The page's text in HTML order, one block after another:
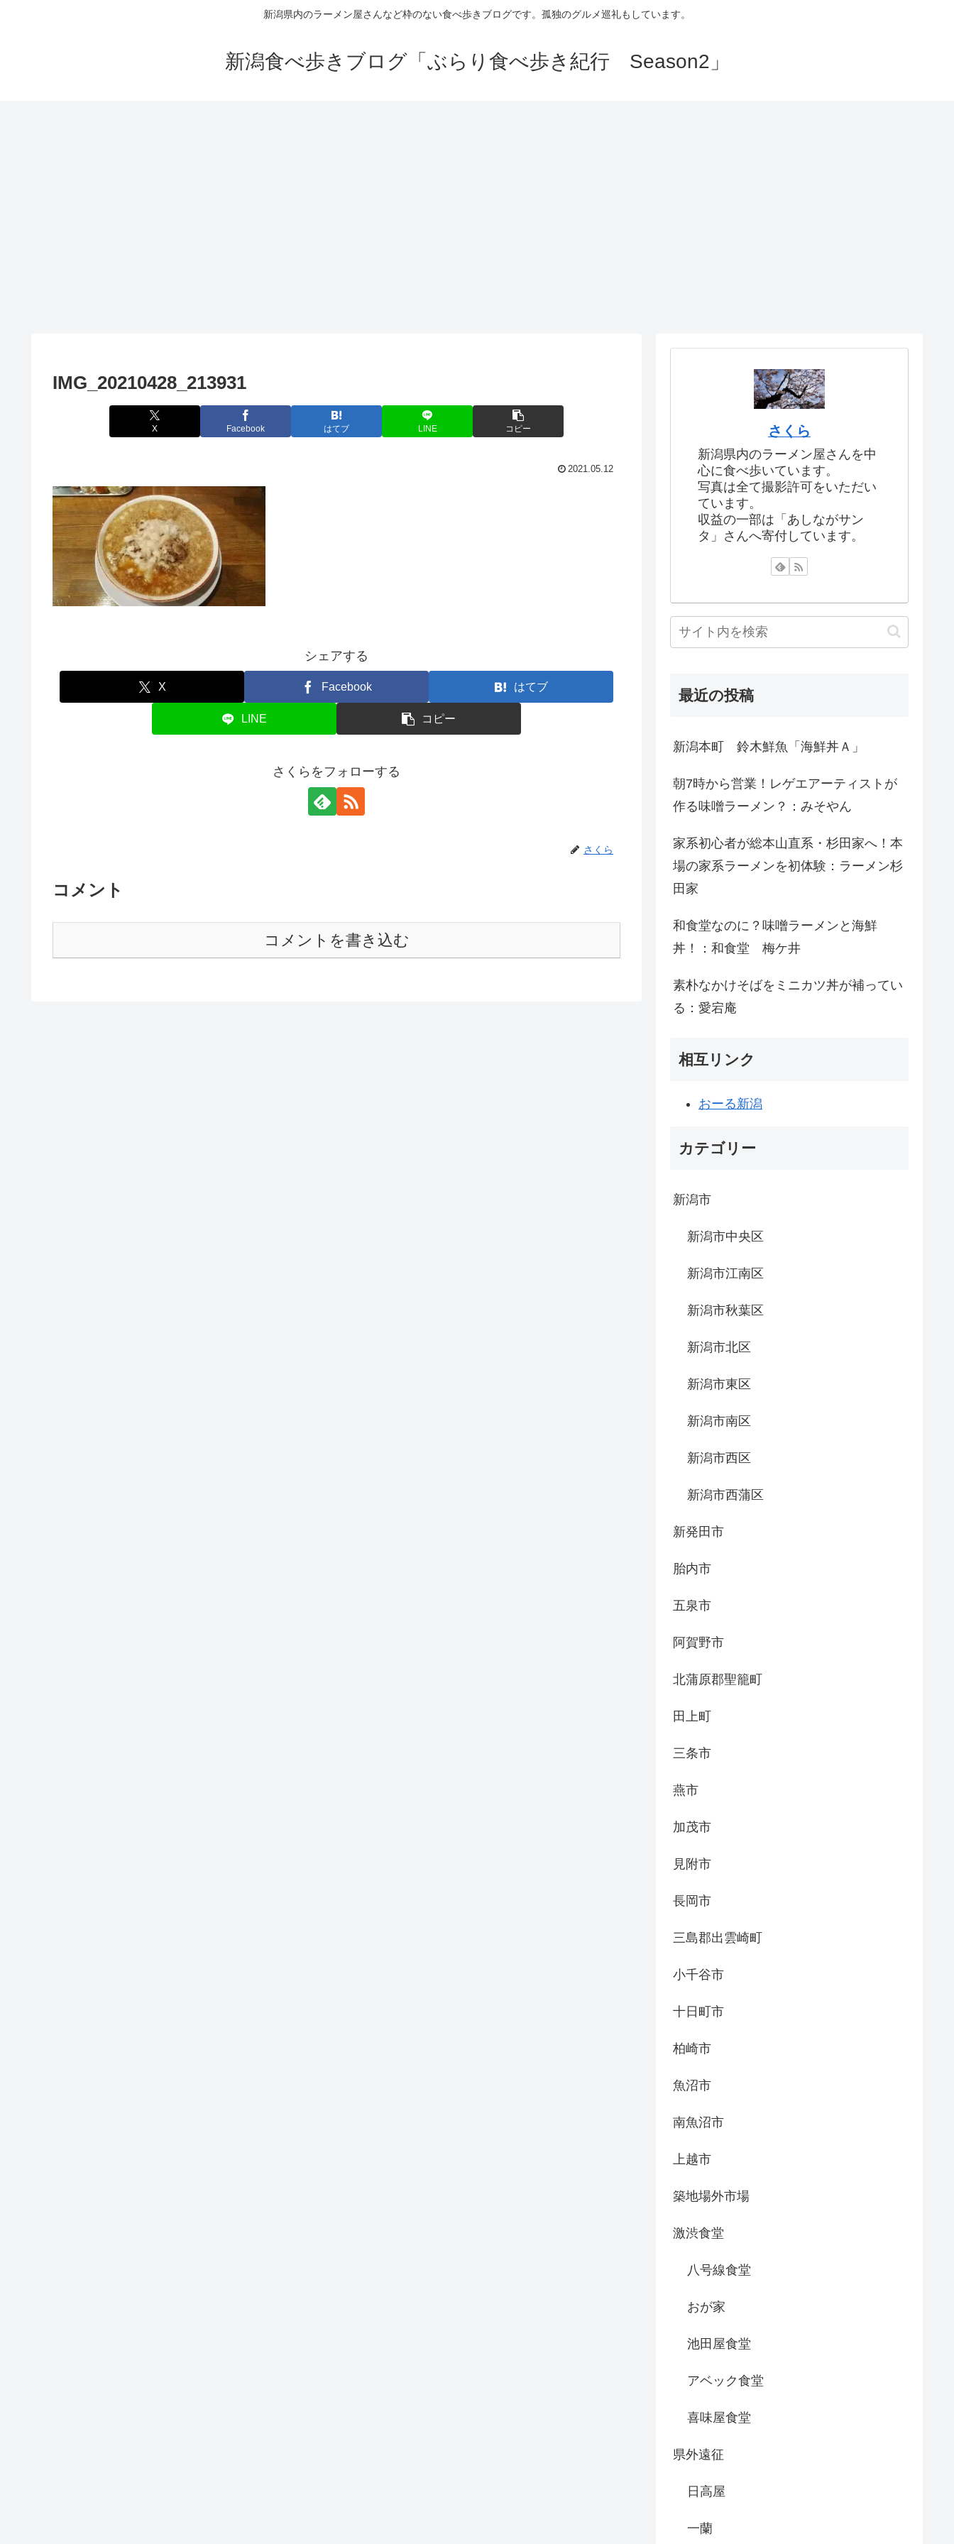
新潟県内のラーメン屋さんなど枠のない食べ歩きブログです。孤独のグルメ巡礼もしています。
新潟食べ歩きブログ「ぶらり食べ歩き紀行 Season2」
IMG_20210428_213931
X Facebook はてブ LINE コピー
2021.05.12
シェアする
X Facebook はてブ
LINE コピー
さくらをフォローする
さくら
コメント
コメントを書き込む
さくら
新潟県内のラーメン屋さんを中
心に食べ歩いています。
写真は全て撮影許可をいただい
ています。
収益の一部は「あしながサン
タ」さんへ寄付しています。
最近の投稿
新潟本町 鈴木鮮魚「海鮮丼Ａ」
朝7時から営業！レゲエアーティストが
作る味噌ラーメン？：みそやん
家系初心者が総本山直系・杉田家へ！本
場の家系ラーメンを初体験：ラーメン杉
田家
和食堂なのに？味噌ラーメンと海鮮
丼！：和食堂 梅ケ井
素朴なかけそばをミニカツ丼が補ってい
る：愛宕庵
相互リンク
おーる新潟
カテゴリー
新潟市
新潟市中央区
新潟市江南区
新潟市秋葉区
新潟市北区
新潟市東区
新潟市南区
新潟市西区
新潟市西蒲区
新発田市
胎内市
五泉市
阿賀野市
北蒲原郡聖籠町
田上町
三条市
燕市
加茂市
見附市
長岡市
三島郡出雲崎町
小千谷市
十日町市
柏崎市
魚沼市
南魚沼市
上越市
築地場外市場
激渋食堂
八号線食堂
おが家
池田屋食堂
アベック食堂
喜味屋食堂
県外遠征
日高屋
一蘭